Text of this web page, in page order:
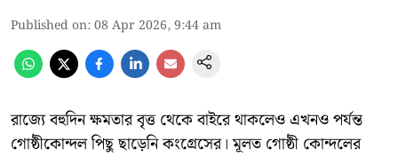
Published on:08 Apr 2026, 9:44 am
রাজ্যে বহুদিন ক্ষমতার বৃত্ত থেকে বাইরে থাকলেও এখনও পর্যন্ত
গোষ্ঠীকোন্দল পিছু ছাড়েনি কংগ্রেসের। মূলত গোষ্ঠী কোন্দলের